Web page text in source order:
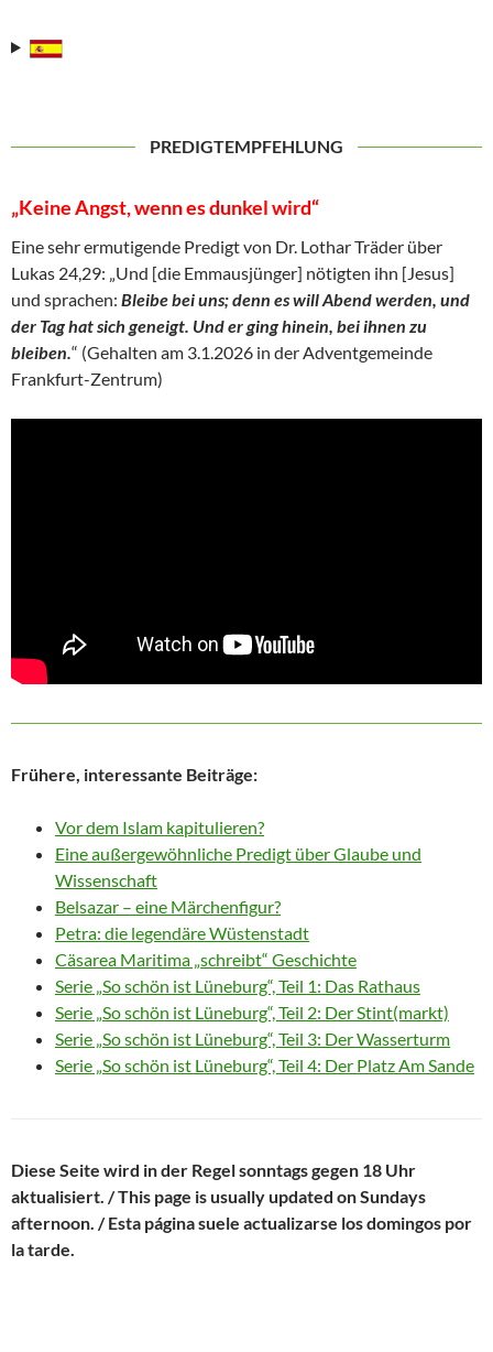
PREDIGTEMPFEHLUNG
„Keine Angst, wenn es dunkel wird“
Eine sehr ermutigende Predigt von Dr. Lothar Träder über
Lukas 24,29: „Und [die Emmausjünger] nötigten ihn [Jesus]
und sprachen: Bleibe bei uns; denn es will Abend werden, und
der Tag hat sich geneigt. Und er ging hinein, bei ihnen zu
bleiben. “ (Gehalten am 3.1.2026 in der Adventgemeinde
Frankfurt-Zentrum)
Frühere, interessante Beiträge:
Vor dem Islam kapitulieren?
Eine außergewöhnliche Predigt über Glaube und
Wissenschaft
Belsazar – eine Märchenfigur?
Petra: die legendäre Wüstenstadt
Cäsarea Maritima „schreibt“ Geschichte
Serie „So schön ist Lüneburg“, Teil 1: Das Rathaus
Serie „So schön ist Lüneburg“, Teil 2: Der Stint(markt)
Serie „So schön ist Lüneburg“, Teil 3: Der Wasserturm
Serie „So schön ist Lüneburg“, Teil 4: Der Platz Am Sande
Diese Seite wird in der Regel sonntags gegen 18 Uhr
aktualisiert. / This page is usually updated on Sundays
afternoon. / Esta página suele actualizarse los domingos por
la tarde.